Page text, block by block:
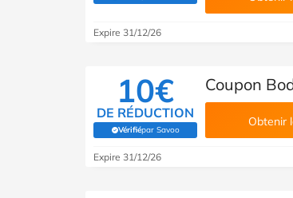
Expire 31/12/26
10€
DE RÉDUCTION
Vérifiépar Savoo
(Vérifié par Savoo)
Coupon
Obtenir
Expire 31/12/26